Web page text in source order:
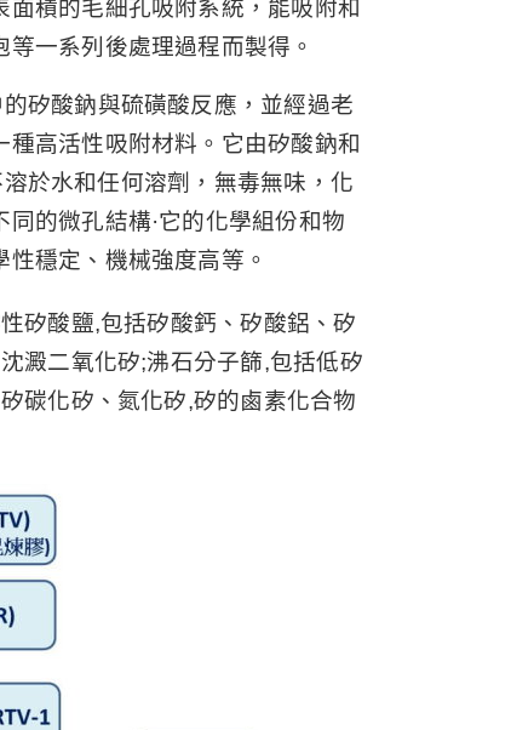
積的毛細孔吸附系統，能吸附和
一系列後處理過程而製得。
矽酸鈉與硫磺酸反應，並經過老
高活性吸附材料。它由矽酸鈉和
於水和任何溶劑，無毒無味，化
的微孔結構·它的化學組份和物
穩定、機械強度高等。
矽酸鹽,包括矽酸鈣、矽酸鋁、矽
澱二氧化矽;沸石分子篩,包括低矽
碳化矽、氮化矽,矽的鹵素化合物